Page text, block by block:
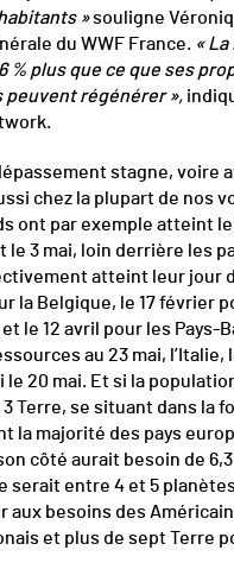
»souligne
du WWF France. «
% plus que ce que ses
peuvent régénérer »,
stagne, voire
chez la plupart de nos
ont par exemple atteint
le 3 mai, loin derrière les
atteint leur jour
la Belgique, le 17 février
le 12 avril pour les Pays-
au 23 mai, l’Italie,
le 20 mai. Et si la
3 Terre, se situant dans la
la majorité des pays
côté aurait besoin de
serait entre 4 et 5
aux besoins des
et plus de sept Terre